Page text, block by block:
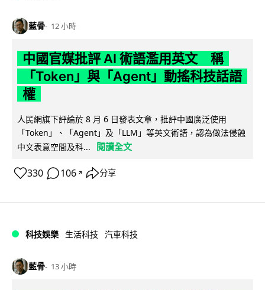
藍骨 12 小時
中國官媒批評 AI 術語濫用英文 稱
「Token」與「Agent」動搖科技話語
權
人民網旗下評論於 8 月 6 日發表文章，批評中國廣泛使用
「Token」、「Agent」及「LLM」等英文術語，認為做法侵蝕
中文表意空間及科...
閱讀全文
330 106 ↗ 分享
科技娛樂 生活科技 汽車科技
藍骨 13 小時